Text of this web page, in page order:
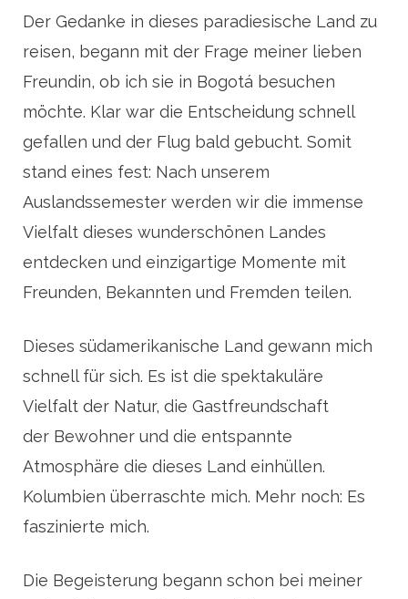
Der Gedanke in dieses paradiesische Land zu
reisen, begann mit der Frage meiner lieben
Freundin, ob ich sie in Bogotá besuchen
möchte. Klar war die Entscheidung schnell
gefallen und der Flug bald gebucht. Somit
stand eines fest: Nach unserem
Auslandssemester werden wir die immense
Vielfalt dieses wunderschönen Landes
entdecken und einzigartige Momente mit
Freunden, Bekannten und Fremden teilen.
Dieses südamerikanische Land gewann mich
schnell für sich. Es ist die spektakuläre
Vielfalt der Natur, die Gastfreundschaft
der Bewohner und die entspannte
Atmosphäre die dieses Land einhüllen.
Kolumbien überraschte mich. Mehr noch: Es
faszinierte mich.
Die Begeisterung begann schon bei meiner